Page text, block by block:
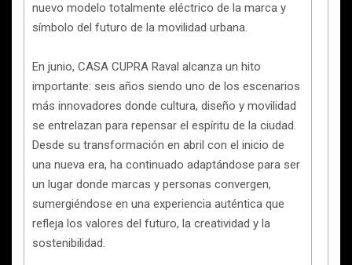
nuevo modelo totalmente eléctrico de la marca y
símbolo del futuro de la movilidad urbana.
En junio, CASA CUPRA Raval alcanza un hito
importante: seis años siendo uno de los escenarios
más innovadores donde cultura, diseño y movilidad
se entrelazan para repensar el espíritu de la ciudad.
Desde su transformación en abril con el inicio de
una nueva era, ha continuado adaptándose para ser
un lugar donde marcas y personas convergen,
sumergiéndose en una experiencia auténtica que
refleja los valores del futuro, la creatividad y la
sostenibilidad.